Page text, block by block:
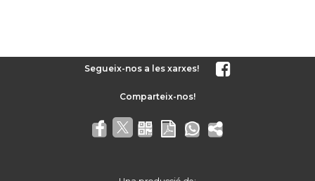
Segueix-nos a les xarxes!